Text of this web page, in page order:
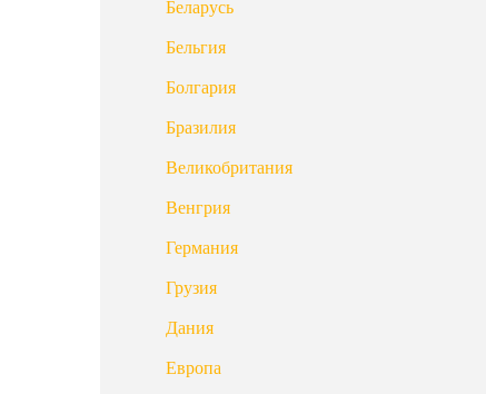
Беларусь
Бельгия
Болгария
Бразилия
Великобритания
Венгрия
Германия
Грузия
Дания
Европа